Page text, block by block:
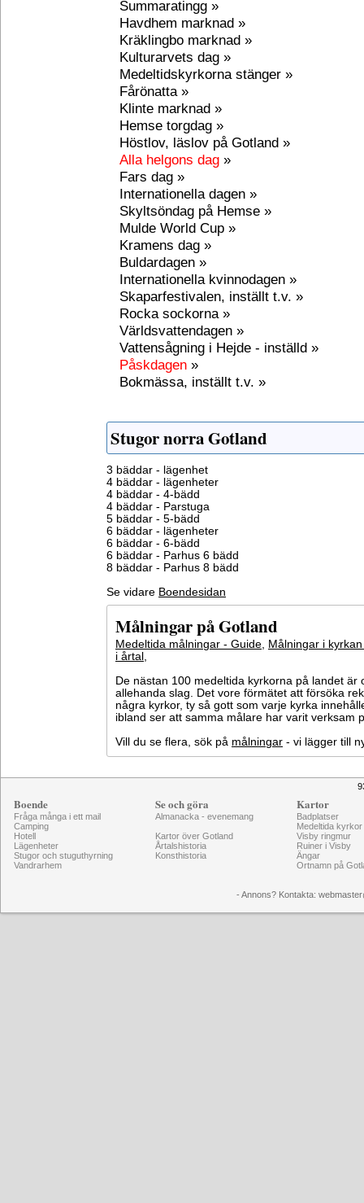
Summaratingg »
Havdhem marknad »
Kräklingbo marknad »
Kulturarvets dag »
Medeltidskyrkorna stänger »
Fårönatta »
Klinte marknad »
Hemse torgdag »
Höstlov, läslov på Gotland »
Alla helgons dag »
Fars dag »
Internationella dagen »
Skyltsöndag på Hemse »
Mulde World Cup »
Kramens dag »
Buldardagen »
Internationella kvinnodagen »
Skaparfestivalen, inställt t.v. »
Rocka sockorna »
Världsvattendagen »
Vattensågning i Hejde - inställd »
Påskdagen »
Bokmässa, inställt t.v. »
Stugor norra Gotland
3 bäddar - lägenhet
4 bäddar - lägenheter
4 bäddar - 4-bädd
4 bäddar - Parstuga
5 bäddar - 5-bädd
6 bäddar - lägenheter
6 bäddar - 6-bädd
6 bäddar - Parhus 6 bädd
8 bäddar - Parhus 8 bädd
Se vidare Boendesidan
Målningar på Gotland
Medeltida målningar - Guide, Målningar i
i årtal ,
De nästan 100 medeltida kyrkorna på landet är
allehanda slag. Det vore förmätet att försöka
några kyrkor, ty så gott som varje kyrka
ibland ser att samma målare har varit verksam
Vill du se flera, sök på målningar - vi lägger till
Boende
Fråga många i ett mail
Camping
Hotell
Lägenheter
Stugor och stuguthyrning
Vandrarhem
Se och göra
Almanacka - evenemang
Kartor över Gotland
Årtalshistoria
Konsthistoria
Kartor
Badplatser
Medeltida kyrkor
Visby ringmur
Ruiner i Visby
Ängar
Ortnamn på
- Annons? Kontakta: